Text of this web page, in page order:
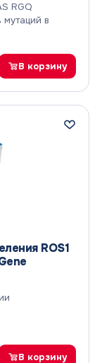
RGQ
мутаций в
В корзину
ROS1
В корзину